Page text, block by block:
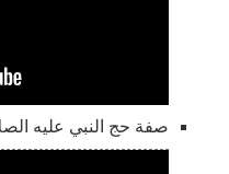
صفة حج النبي عليه